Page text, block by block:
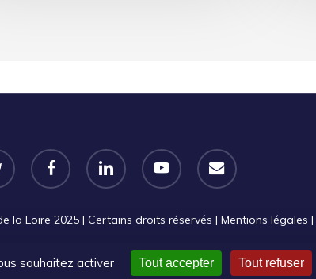
facebook linkedin youtube email
la Loire 2025 | Certains droits réservés | Mentions légales |
souhaitez activer Tout accepter Tout refuser